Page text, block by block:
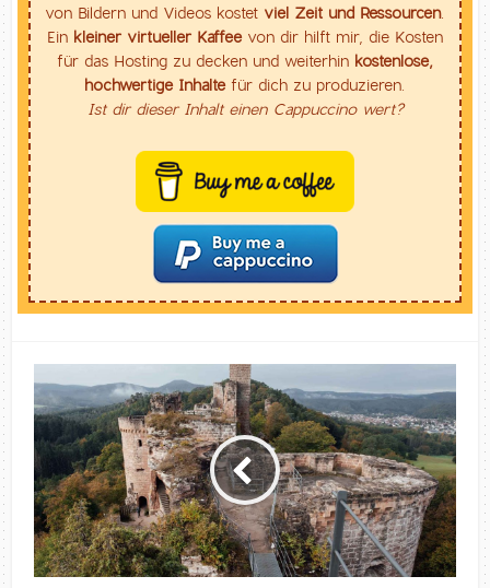
von Bildern und Videos kostet viel Zeit und Ressourcen.
Ein kleiner virtueller Kaffeevon dir hilft mir, die Kosten
für das Hosting zu decken und weiterhin kostenlose,
hochwertige Inhaltefür dich zu produzieren.
Ist dir dieser Inhalt einen Cappuccino wert?